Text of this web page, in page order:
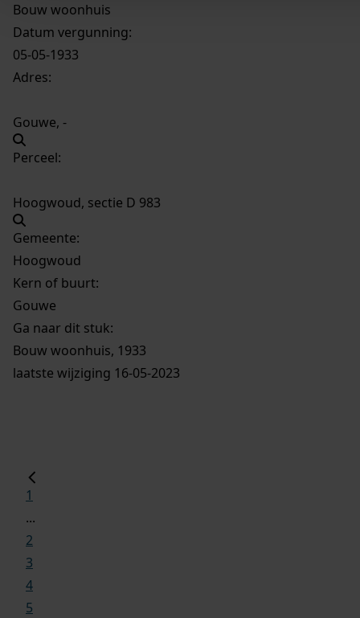
Bouw woonhuis
Datum vergunning:
05-05-1933
Adres:
Gouwe, -
Perceel:
Hoogwoud, sectie D 983
Gemeente:
Hoogwoud
Kern of buurt:
Gouwe
Ga naar dit stuk:
Bouw woonhuis, 1933
laatste wijziging 16-05-2023
1
...
2
3
4
5